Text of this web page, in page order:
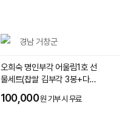
경남 거창군
오희숙 명인부각 어울림1호 선
물세트(찹쌀 김부각 3봉+다시
100,000원 기부 시 무료